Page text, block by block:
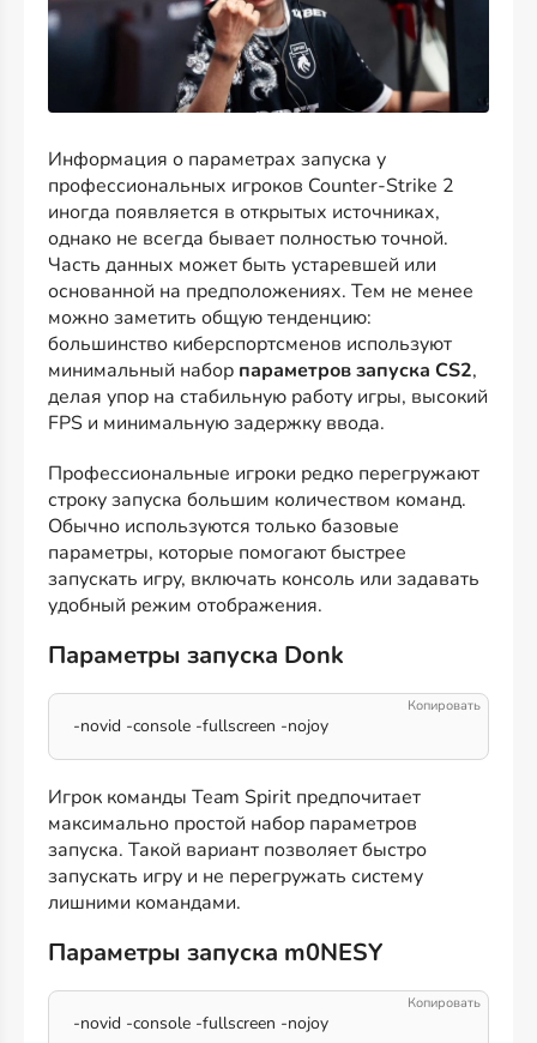
Информация о параметрах запуска у
профессиональных игроков Counter-Strike 2
иногда появляется в открытых источниках,
однако не всегда бывает полностью точной.
Часть данных может быть устаревшей или
основанной на предположениях. Тем не менее
можно заметить общую тенденцию:
большинство киберспортсменов используют
минимальный набор параметров запуска CS2,
делая упор на стабильную работу игры, высокий
FPS и минимальную задержку ввода.
Профессиональные игроки редко перегружают
строку запуска большим количеством команд.
Обычно используются только базовые
параметры, которые помогают быстрее
запускать игру, включать консоль или задавать
удобный режим отображения.
Параметры запуска Donk
-novid -console -fullscreen -nojoy
Игрок команды Team Spirit предпочитает
максимально простой набор параметров
запуска. Такой вариант позволяет быстро
запускать игру и не перегружать систему
лишними командами.
Параметры запуска m0NESY
-novid -console -fullscreen -nojoy